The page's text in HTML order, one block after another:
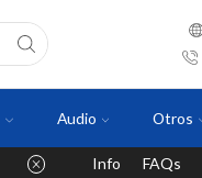
Audio Otros
Info FAQs